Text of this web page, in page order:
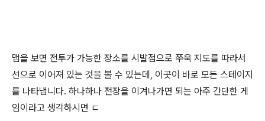
맵을 보면 전투가 가능한 장소를 시발점으로 쭈욱 지도를 따라서
선으로 이어져 있는 것을 볼 수 있는데, 이곳이 바로 모든 스테이지
를 나타냅니다. 하나하나 전장을 이겨나가면 되는 아주 간단한 게
임이라고 생각하시면 ㄷ